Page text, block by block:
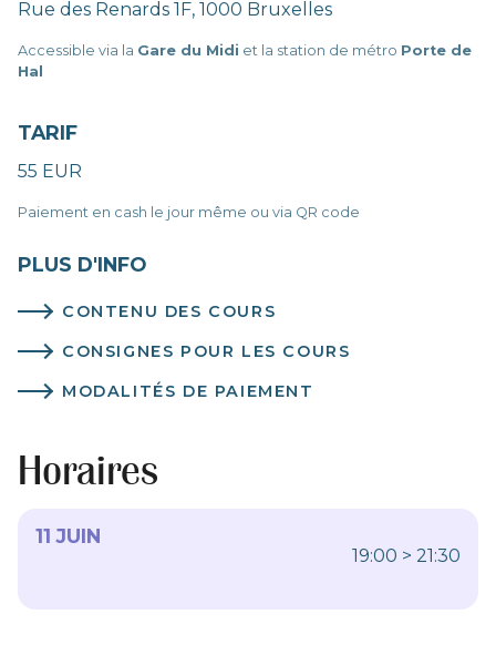
Rue des Renards 1F, 1000 Bruxelles
Accessible via la Gare du Midi et la station de métro Porte de
Hal
TARIF
55 EUR
Paiement en cash le jour même ou via QR code
PLUS D'INFO
CONTENU DES COURS
CONSIGNES POUR LES COURS
MODALITÉS DE PAIEMENT
Horaires
11 JUIN
19:00 > 21:30